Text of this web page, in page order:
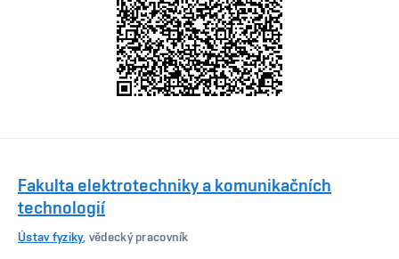
Fakulta elektrotechniky a komunikačních
technologií
Ústav fyziky, vědecký pracovník